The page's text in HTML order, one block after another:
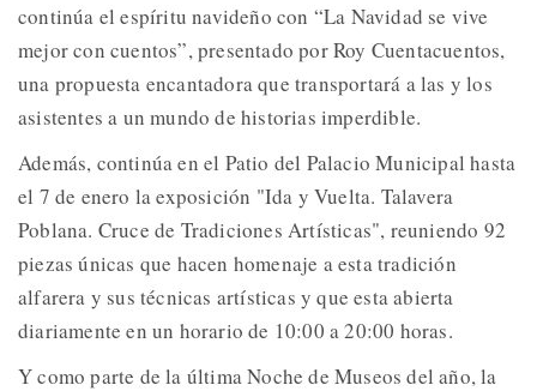
continúa el espíritu navideño con “La Navidad se vive
mejor con cuentos”, presentado por Roy Cuentacuentos,
una propuesta encantadora que transportará a las y los
asistentes a un mundo de historias imperdible.
Además, continúa en el Patio del Palacio Municipal hasta
el 7 de enero la exposición "Ida y Vuelta. Talavera
Poblana. Cruce de Tradiciones Artísticas", reuniendo 92
piezas únicas que hacen homenaje a esta tradición
alfarera y sus técnicas artísticas y que esta abierta
diariamente en un horario de 10:00 a 20:00 horas.
Y como parte de la última Noche de Museos del año, la